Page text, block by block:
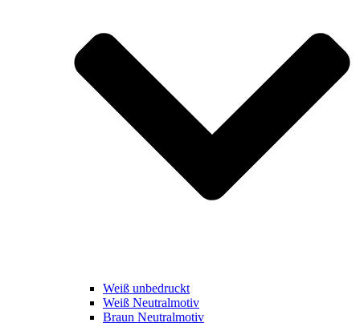
Weiß unbedruckt
Weiß Neutralmotiv
Braun Neutralmotiv